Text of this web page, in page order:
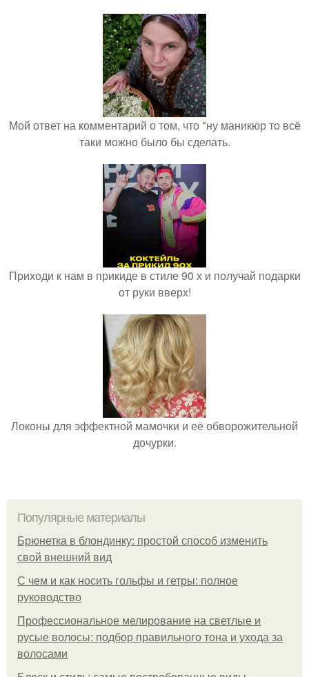
Мой ответ на комментарий о том, что "ну маникюр то всё
таки можно было бы сделать.
Приходи к нам в прикиде в стиле 90 х и получай подарки
от руки вверх!
Локоны для эффектной мамочки и её обворожительной
дочурки.
Популярные материалы
Брюнетка в блондинку: простой способ изменить
свой внешний вид
С чем и как носить гольфы и гетры: полное
руководство
Профессиональное мелирование на светлые и
русые волосы: подбор правильного тона и ухода за
волосами